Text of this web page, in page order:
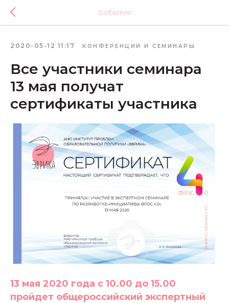
События
2020-05-12 11:17 КОНФЕРЕНЦИИ И СЕМИНАРЫ
Все участники семинара
13 мая получат
сертификаты участника
13 мая 2020 года с 10.00 до 15.00
пройдет общероссийский экспертный